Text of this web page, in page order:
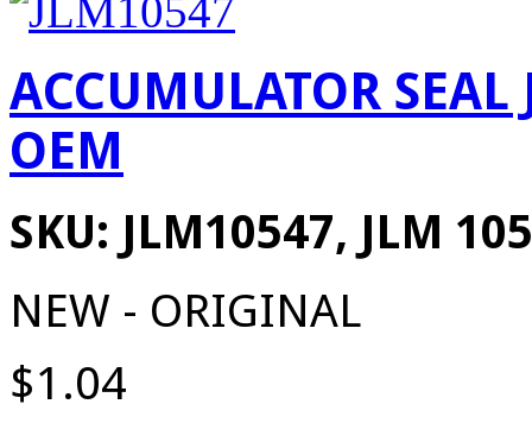
ACCUMULATOR
OEM
SKU: JLM10547, JLM
NEW - ORIGINAL
$1.04